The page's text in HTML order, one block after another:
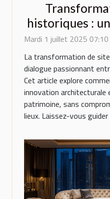
historiques :
innovation et
Mardi 1 juillet 2025 07:10
La transformation de
dialogue passionnant
Cet article explore
innovation architecturale
patrimoine, sans
lieux. Laissez-vous